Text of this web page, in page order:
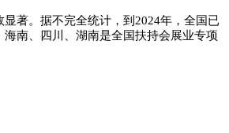
著。据不完全统计，到2024年，全国已
南、四川、湖南是全国扶持会展业专项